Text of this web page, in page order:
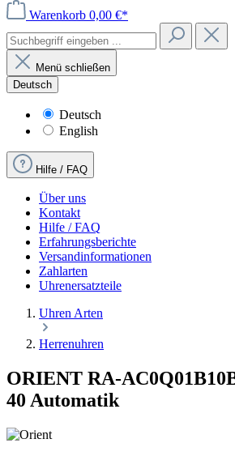
Warenkorb 0,00 €*
Menü schließen
Deutsch
Deutsch
English
Hilfe / FAQ
Über uns
Kontakt
Hilfe / FAQ
Erfahrungsberichte
Versandinformationen
Zahlarten
Uhrenersatzteile
Uhren Arten
Herrenuhren
ORIENT RA-
40 Automatik